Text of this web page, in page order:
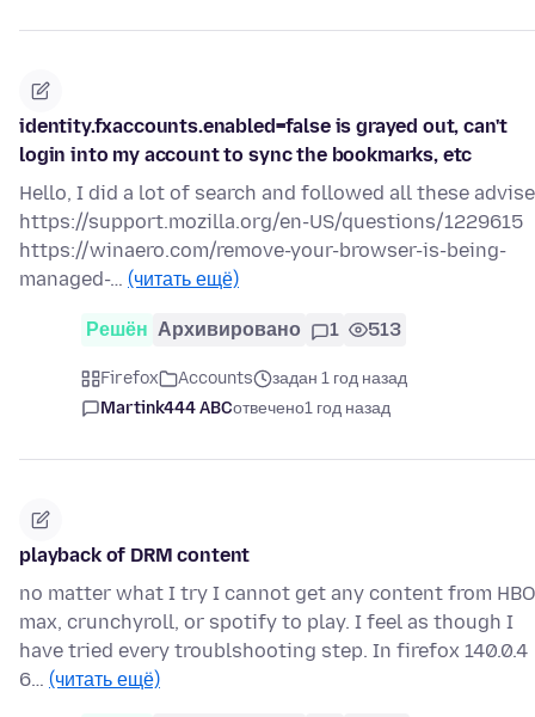
identity.fxaccounts.enabled=false is grayed out, can't
login into my account to sync the bookmarks, etc
Hello, I did a lot of search and followed all these
https://support.mozilla.org/en-US/questions/1229615
https://winaero.com/remove-your-browser-is-being-
managed-… (читать ещё)
Решён Архивировано 1 513
Firefox Accounts
задан 1 год назад
Martink444 ABCотвечено1 год назад
playback of DRM content
no matter what I try I cannot get any content from HBO
max, crunchyroll, or spotify to play. I feel as though I
have tried every troublshooting step. In firefox 140.0.4
6… (читать ещё)